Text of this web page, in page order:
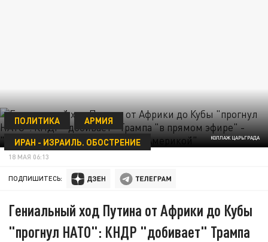
КОЛЛАЖ ЦАРЬГРАДА
ПОЛИТИКА
АРМИЯ
ИРАН - ИЗРАИЛЬ. ОБОСТРЕНИЕ
18 МАЯ 06:13
ПОДПИШИТЕСЬ:
Гениальный ход Путина от Африки до Кубы
"прогнул НАТО": КНДР "добивает" Трампа